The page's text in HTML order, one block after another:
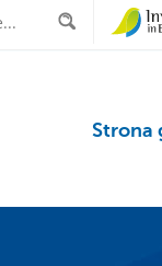
Strona